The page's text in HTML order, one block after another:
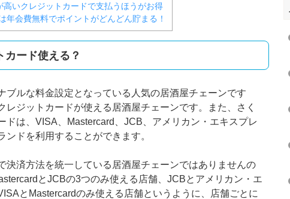
いクレジットカードで支払うほうがお得
年会費無料でポイントがどんどん貯まる！
カード使える？
ブルな料金設定となっている人気の居酒屋チェーンです
レジットカードが使える居酒屋チェーンです。また、さく
ドは、VISA、Mastercard、JCB、アメリカン・エキスプレ
ンドを利用することができます。
決済方法を統一している居酒屋チェーンではありませんの
とJCBの3つのみ使える店舗、JCBとアメリカン・エ
とMastercardのみ使える店舗というように、店舗ごとに